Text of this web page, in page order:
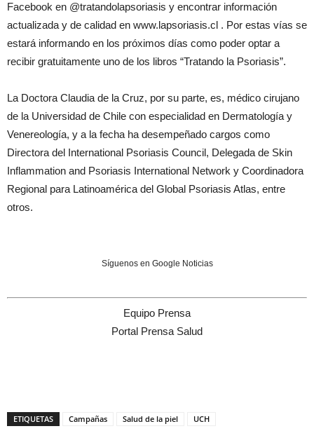
Facebook en @tratandolapsoriasis y encontrar información
actualizada y de calidad en www.lapsoriasis.cl . Por estas vías se
estará informando en los próximos días como poder optar a
recibir gratuitamente uno de los libros “Tratando la Psoriasis”.
La Doctora Claudia de la Cruz, por su parte, es, médico cirujano
de la Universidad de Chile con especialidad en Dermatología y
Venereología, y a la fecha ha desempeñado cargos como
Directora del International Psoriasis Council, Delegada de Skin
Inflammation and Psoriasis International Network y Coordinadora
Regional para Latinoamérica del Global Psoriasis Atlas, entre
otros.
Síguenos en Google Noticias
Equipo Prensa
Portal Prensa Salud
ETIQUETAS Campañas Salud de la piel UCH